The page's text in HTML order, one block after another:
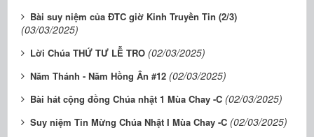
Bài suy niệm của ĐTC giờ Kinh Truyền Tin (2/3)
(03/03/2025)
Lời Chúa THỨ TƯ LỄ TRO (02/03/2025)
Năm Thánh - Năm Hồng Ân #12 (02/03/2025)
Bài hát cộng đồng Chúa nhật 1 Mùa Chay -C (02/03/2025)
Suy niệm Tin Mừng Chúa Nhật I Mùa Chay -C (02/03/2025)